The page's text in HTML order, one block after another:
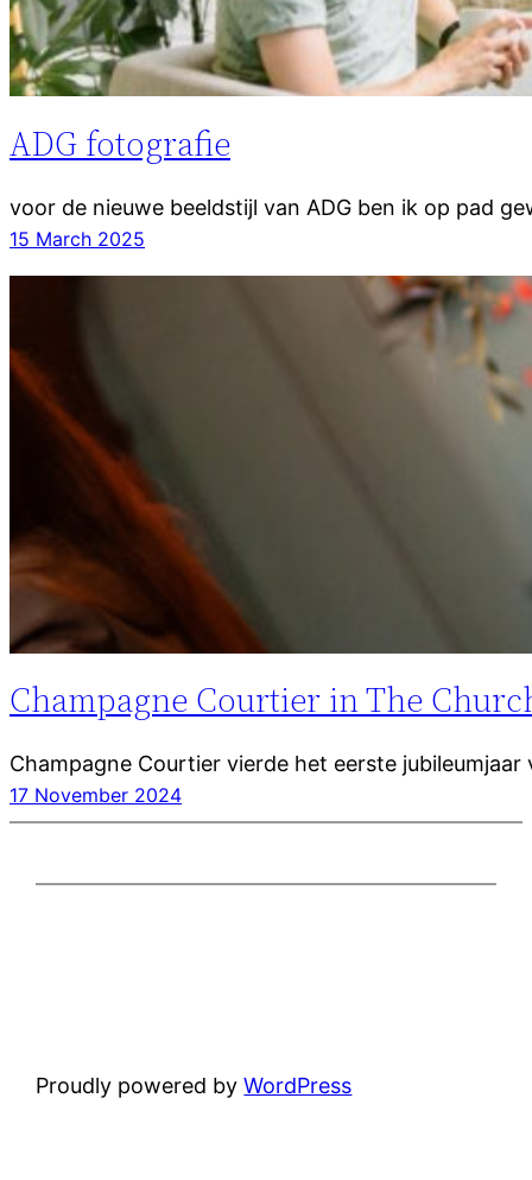
ADG fotografie
voor de nieuwe beeldstijl van ADG ben ik op pad
15 March 2025
Champagne Courtier in The
Champagne Courtier vierde het eerste
17 November 2024
Proudly powered byWordPress